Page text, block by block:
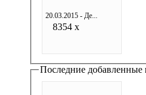
20.03.2015 - Де...
8354 x
Последние добавленные